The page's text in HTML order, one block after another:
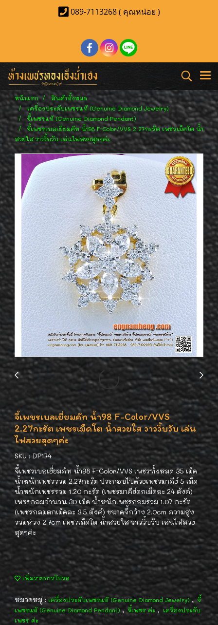
089-7113268 ( คุณหน่อย )
หน้าแรก
สินค้าทั้งหมด
เครื่องประดับเพชรแท้ (Genuine Diamond Jewelry)
จี้เพชรแท้ (Genuine Diamond Pendant)
จี้เพชรเบลเยี่ยมคัท น้ำ98 F-Color/VVS 2.27กะรัต เพชรเม็ดโต น้ำ
สวยใส วาววิ้บวับ เล่นไฟสวยสุดๆค่ะ
จี้เพชรเบลเยี่ยมคัท น้ำ98 F-Color/VVS
2.27กะรัต เพชรเม็ดโต น้ำสวยใส วาววิ้บวับ เล่น
ไฟสวยสุดๆค่ะ
SKU : DP174
จี้เพชรเบลเยี่ยมคัท น้ำ98 F-Color/VVS เพชรทั้งหมด 35 เม็ด
น้ำหนักเพชรรวม 2.27กะรัต ประกอบไปด้วยเพชรมาคีย์ 5 เม็ด
น้ำหนักเพชรรวม 1.20 กะรัต (เพชรมาคีย์ตกเม็ดละ 24 ตังค์)
เพชรกลมจำนวน 30 เม็ด น้ำหนักเพชรกลมรวม 1.07 กะรัต
(เพชรกลมตกเม็ดละ 3.5 ตังค์) ขนาดจี้กว้าง 2.0cm ความสูง
รวมห่วง 2.7cm เพชรเม็ดโต น้ำสวยใส วาววิ้บวับ เล่นไฟสวย
สุดๆค่ะ
เพิ่มรายการโปรด
หมวดหมู่ : เครื่องประดับเพชรแท้ (Genuine Diamond Jewelry) , จี้
เพชรแท้ (Genuine Diamond Pendant), จี้เพชร ค่ะ , เครื่องประดับ
เพชร ค่ะ